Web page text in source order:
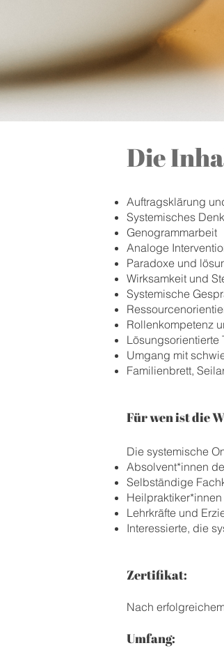
Die
Auftragsklärung
Systemisches
Genogrammarbeit
Analoge
Paradoxe und
Wirksamkeit und
Systemische
Rollenkompetenz
Lösungsorientierte
Umgang mit
Familienbrett,
Für wen ist die
Die systemische
Absolvent*innen
Selbständige
Lehrkräfte und
Interessierte, die
Zertifikat:
Nach
Umfang: